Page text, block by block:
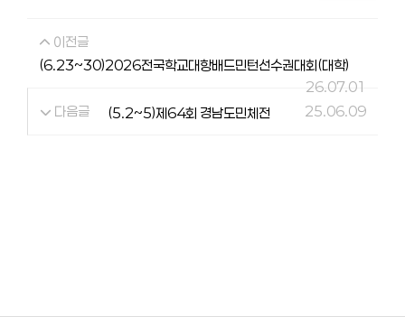
이전글
(6.23~30)2026전국학교대항배드민턴선수권대회(대학)
26.07.01
다음글
(5.2~5)제64회 경남도민체전 25.06.09